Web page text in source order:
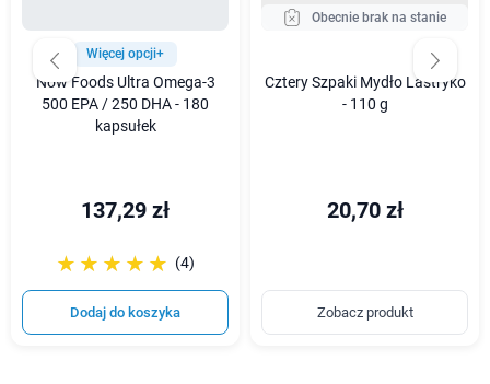
Więcej opcji+
Now Foods Ultra Omega-3
500 EPA / 250 DHA - 180
kapsułek
137,29 zł
☆☆☆☆☆
★★★★★ (4)
Dodaj do koszyka
Obecnie brak na stanie
Cztery Szpaki Mydło Lastryko
- 110 g
20,70 zł
Zobacz produkt